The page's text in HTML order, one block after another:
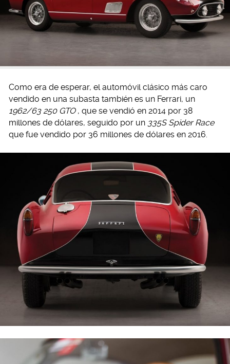
Como era de esperar, el automóvil clásico más caro
vendido en una subasta también es un Ferrari, un
1962/63 250 GTO , que se vendió en 2014 por 38
millones de dólares, seguido por un 335S Spider Race
que fue vendido por 36 millones de dólares en 2016.